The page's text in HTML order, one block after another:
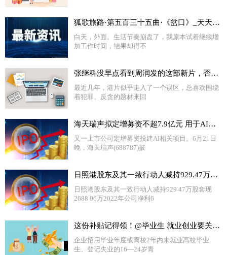
狐歌旅路·第五百三十五曲·《岔口》_天天快播
白天，外面。生活节奏崩盘了，我原本试着继续增
加工作时间，结果却得不
张继科没早点看到周润发的这部新片，否则结局可能不一样 热门
最近几年，港片似乎走入了一个误区，总喜欢围绕
着犯罪、反贪的题材来回
海天瑞声拟定增募资不超7.9亿元 用于AI大模型训练数据集建设等项目|环球快资讯
又一上市公司定增募资投建AI相关项目。6月21日
晚，海天瑞声(688787)披
日照港股东及其一致行动人减持929.47万股 套现2688.06万 2022年公司净利6.31亿
日照港股东及其一致行动人减持929 47万股套现
2688 06万2022年公司净利6
这份补贴记得领！@毕业生 就业创业要关注这些政策→ 环球新视野
企业招用毕业年度或离校2年内未就业高校毕业
生、登记失业的16—24岁青